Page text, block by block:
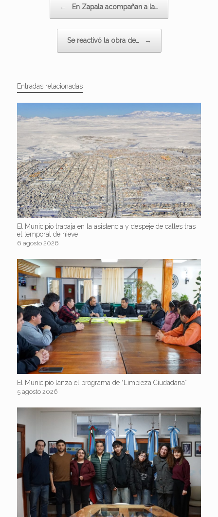
← En Zapala acompañan a la…
Se reactivó la obra de… →
Entradas relacionadas
El Municipio trabaja en la asistencia y despeje de calles tras
el temporal de nieve
6 agosto 2026
El Municipio lanza el programa de “Limpieza Ciudadana”
5 agosto 2026